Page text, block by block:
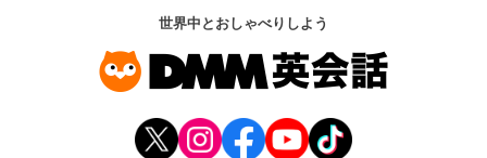
世界中とおしゃべりしよう